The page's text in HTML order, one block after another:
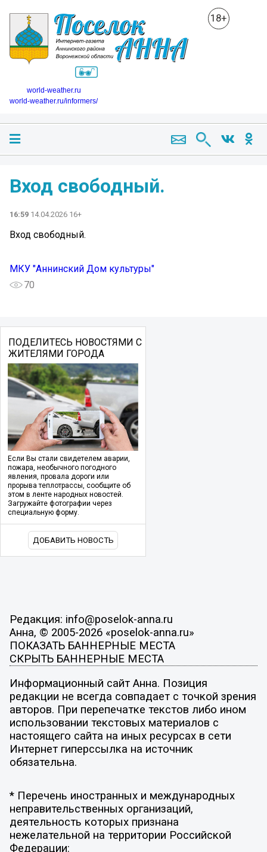
18+
world-weather.ru
world-weather.ru/informers/
Вход свободный.
16:59 14.04.2026 16+
Вход свободный.
МКУ "Аннинский Дом культуры"
70
ПОДЕЛИТЕСЬ НОВОСТЯМИ С
ЖИТЕЛЯМИ ГОРОДА
Если Вы стали свидетелем аварии,
пожара, необычного погодного
явления, провала дороги или
прорыва теплотрассы, сообщите об
этом в ленте народных новостей.
Загружайте фотографии через
специальную форму.
ДОБАВИТЬ НОВОСТЬ
Редакция: info@poselok-anna.ru
Анна, © 2005-2026 «poselok-anna.ru»
ПОКАЗАТЬ БАННЕРНЫЕ МЕСТА
СКРЫТЬ БАННЕРНЫЕ МЕСТА
Информационный сайт Анна. Позиция
редакции не всегда совпадает с точкой зрения
авторов. При перепечатке текстов либо ином
использовании текстовых материалов с
настоящего сайта на иных ресурсах в сети
Интернет гиперссылка на источник
обязательна.
* Перечень иностранных и международных
неправительственных организаций,
деятельность которых признана
нежелательной на территории Российской
Федерации: